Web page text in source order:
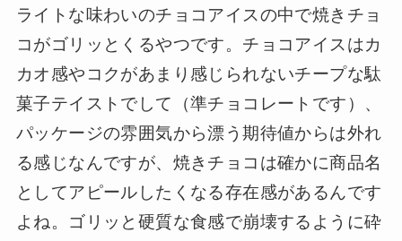
ライトな味わいのチョコアイスの中で焼きチョ
コがゴリッとくるやつです。チョコアイスはカ
カオ感やコクがあまり感じられないチープな駄
菓子テイストでして（準チョコレートです）、
パッケージの雰囲気から漂う期待値からは外れ
る感じなんですが、焼きチョコは確かに商品名
としてアピールしたくなる存在感があるんです
よね。ゴリッと硬質な食感で崩壊するように砕